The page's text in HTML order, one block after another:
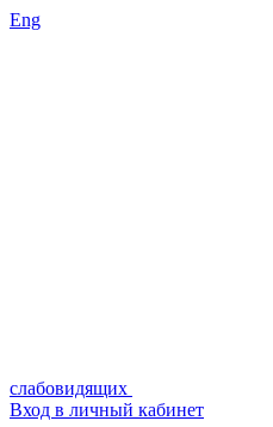
Eng
слабовидящих
Вход в личный кабинет